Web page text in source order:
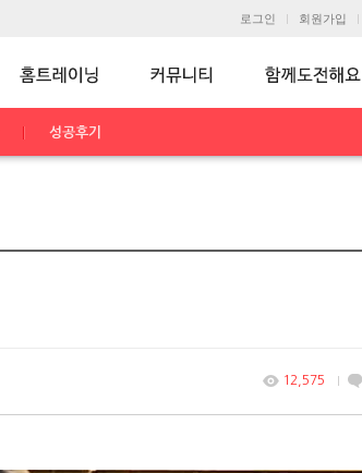
로그인 회원가입
성공후기
12,575